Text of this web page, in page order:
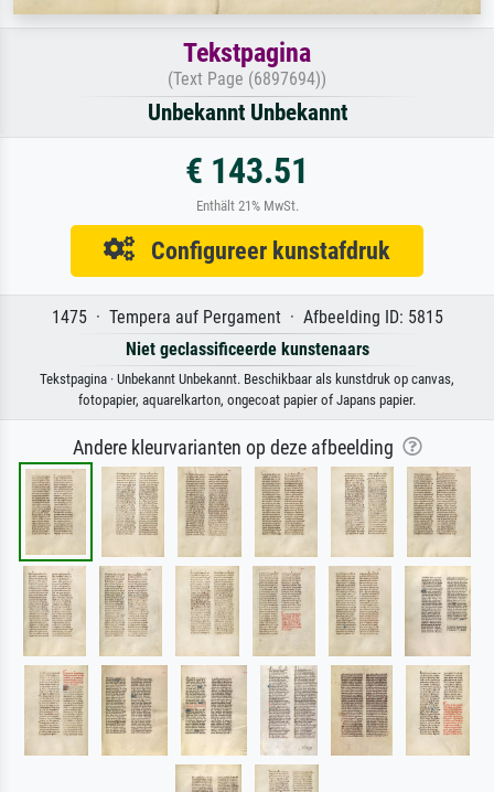
Tekstpagina
(Text Page (6897694))
Unbekannt Unbekannt
€ 143.51
Enthält 21% MwSt.
Configureer kunstafdruk
1475 · Tempera auf Pergament · Afbeelding ID: 5815
Niet geclassificeerde kunstenaars
Tekstpagina · Unbekannt Unbekannt. Beschikbaar als kunstdruk op canvas,
fotopapier, aquarelkarton, ongecoat papier of Japans papier.
Andere kleurvarianten op deze afbeelding